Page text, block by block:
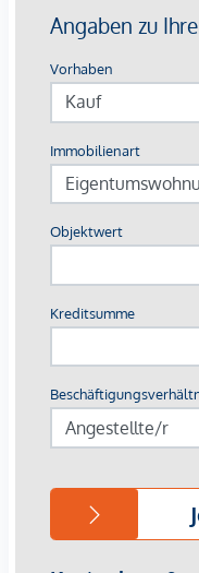
• Separates WC
• Luftwärmepumpe:
angenehmes
• Kellerabteil für
KAUFPREIS &
• Kaufpreis netto: EUR
• Zzgl. 20 % USt: EUR
• Kaufpreis brutto:
Hinweis: Bei Erwerb
ist ein
Fall zur Gänze vom
Zusätzliche
•
• Grunderwerbsteuer:
• Vertragserrichtung:
Barauslagen (durch